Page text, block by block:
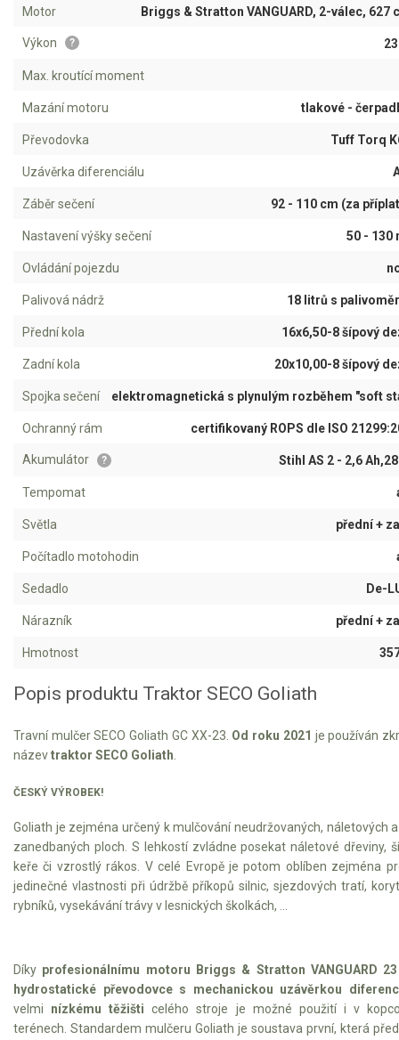
Jednoruční pily
Vyvětvovací pily
AKU zahradní technika
Aku křovinořezy a vyžínače
Aku pily
Aku sekačky
Aku STIHL
Štípačka na dřevo
VARI
VARI malotraktory
Sněhové frézy
Vertikutátory
Nůžky na živý plot
Vysavače a foukače
Elektrocentrály
Štěpkovače a drtiče
Elektrické tříkolky
Elektrické tříkolky pro seniory
Elektrické tříkolky pracovní
Náhradní díly
Náhradní díly pro motorové pily
Motor Briggs & Stratton VANGUARD, 2-válec, 627
Výkon ?
Max. kroutící moment
Mazání motoru tlakové -
Převodovka Tuff Torq
Uzávěrka diferenciálu
Záběr sečení 92 - 110 cm (za
Nastavení výšky sečení 50 - 130
Ovládání pojezdu
Palivová nádrž 18 litrů s
Přední kola 16x6,50-8 šípový
Zadní kola 20x10,00-8 šípový
Spojka sečení elektromagnetická s plynulým rozběhem "soft
Ochranný rám certifikovaný ROPS dle ISO
Akumulátor ? Stihl AS 2 - 2,6
Tempomat
Světla přední +
Počítadlo motohodin
Sedadlo De-
Nárazník přední +
Hmotnost
Popis produktu Traktor SECO Goliath
Travní mulčer SECO Goliath GC XX-23. Od roku 2021 je používán
názevtraktor SECO Goliath
ČESKÝ VÝROBEK!
Goliath je zejména určený k mulčování neudržovaných, náletových
zanedbaných ploch. S lehkostí zvládne posekat náletové dřeviny,
keře či vzrostlý rákos. V celé Evropě je potom oblíben zejména
jedinečné vlastnosti při údržbě příkopů silnic, sjezdových tratí,
rybníků, vysekávání trávy v lesnických školkách, ...
Díky profesionálnímu motoru Briggs & Stratton VANGUARD
hydrostatické převodovce s
mechanickou uzávěrkou
velmi nízkému těžišti celého stroje je možné použití i v
terénech. Standardem mulčeru Goliath je soustava první, která